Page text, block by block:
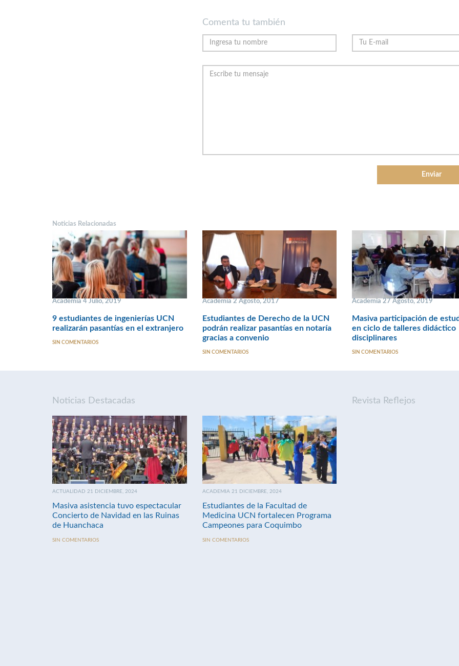
Comenta tu también
Noticias Relacionadas
Academia 4 Julio, 2019
9 estudiantes de ingenierías UCN
realizarán pasantías en el extranjero
SIN COMENTARIOS
Academia 2 Agosto, 2017
Estudiantes de Derecho de la UCN
podrán realizar pasantías en notaría
gracias a convenio
SIN COMENTARIOS
Academia 27 Agosto, 2019
Masiva participación de
en ciclo de talleres didáctico
disciplinares
SIN COMENTARIOS
Noticias Destacadas
ACTUALIDAD 21 DICIEMBRE, 2024
Masiva asistencia tuvo espectacular
Concierto de Navidad en las Ruinas
de Huanchaca
SIN COMENTARIOS
ACADEMIA 21 DICIEMBRE, 2024
Estudiantes de la Facultad de
Medicina UCN fortalecen Programa
Campeones para Coquimbo
SIN COMENTARIOS
Revista Reflejos